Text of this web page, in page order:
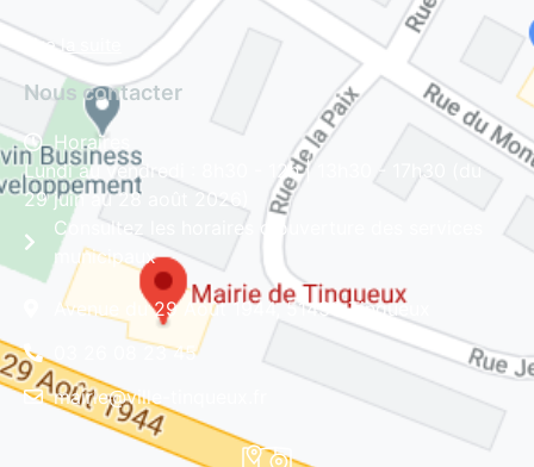
Lire la suite
Nous contacter
Horaires
Lundi au vendredi : 8h30 - 12h | 13h30 - 17h30 (du
29 juin au 28 août 2026)
Consultez les horaires d'ouverture des services
municipaux
Avenue du 29 Août 1944, 51430 Tinqueux
03 26 08 23 45
mairie@ville-tinqueux.fr